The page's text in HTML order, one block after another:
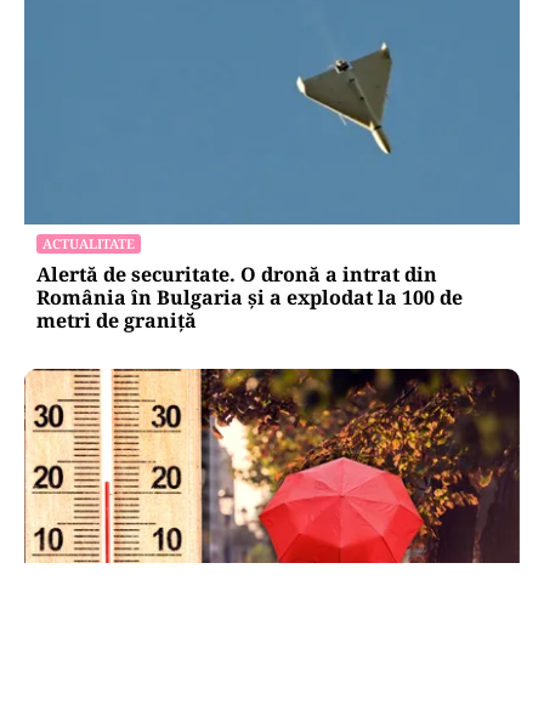
ACTUALITATE
Alertă de securitate. O dronă a intrat din
România în Bulgaria şi a explodat la 100 de
metri de graniţă